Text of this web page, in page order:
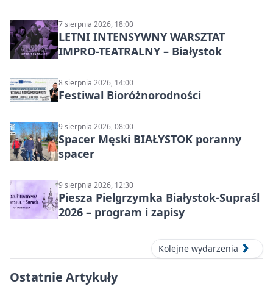
7 sierpnia 2026, 18:00
LETNI INTENSYWNY WARSZTAT
IMPRO-TEATRALNY – Białystok
8 sierpnia 2026, 14:00
Festiwal Bioróżnorodności
9 sierpnia 2026, 08:00
Spacer Męski BIAŁYSTOK poranny
spacer
9 sierpnia 2026, 12:30
Piesza Pielgrzymka Białystok-Supraśl
2026 – program i zapisy
Kolejne wydarzenia
Ostatnie Artykuły